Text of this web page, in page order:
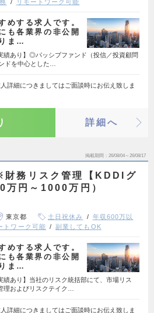
リモートワーク可能
めする求人です。
も各業界の非公開
ま…
績あり】◎パッシブファンド（投信／投資顧問
ドを中心とした…
詳細につきましてはご面談時にお伝え致しま
詳細へ
掲載期間 26/08/04～26/08/17
務リスク管理【KDDIグ
万円～1000万円）
東京都 土日祝休み
年収600万以
トワーク可能 副業してもOK
めする求人です。
も各業界の非公開
ま…
績あり】当社のリスク統括部にて、市場リス
理およびリスクテイク…
詳細につきましてはご面談時にお伝え致しま